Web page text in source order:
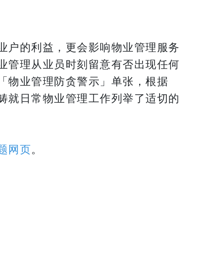
户的利益，更会影响物业管理服务
管理从业员时刻留意有否出现任何
物业管理防贪警示」单张，根据
就日常物业管理工作列举了适切的
网页。